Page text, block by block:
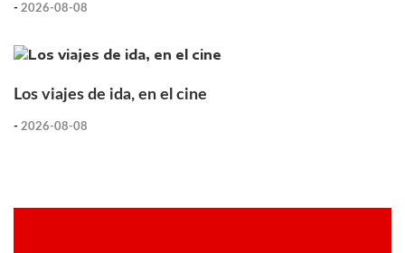
- 2026-08-08
Los viajes de ida, en el cine
- 2026-08-08